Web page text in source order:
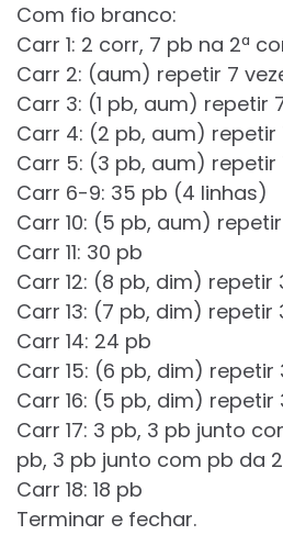
Com fio branco:
Carr 1: 2 corr, 7 pb na 2ª
Carr 2: (aum) repetir 7
Carr 3: (1 pb, aum) repetir
Carr 4: (2 pb, aum) repetir
Carr 5: (3 pb, aum) repetir
Carr 6-9: 35 pb (4 linhas)
Carr 10: (5 pb, aum)
Carr 11: 30 pb
Carr 12: (8 pb, dim) repetir
Carr 13: (7 pb, dim) repetir
Carr 14: 24 pb
Carr 15: (6 pb, dim) repetir
Carr 16: (5 pb, dim) repetir
Carr 17: 3 pb, 3 pb junto
pb, 3 pb junto com pb da
Carr 18: 18 pb
Terminar e fechar.